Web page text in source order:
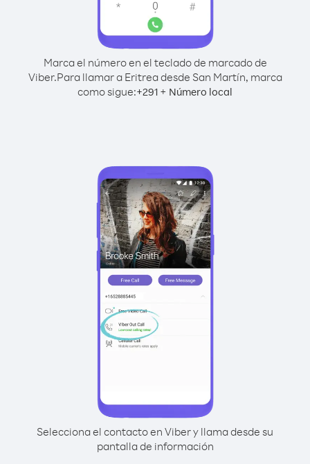
Marca el número en el teclado de marcado de
Viber.Para llamar a Eritrea desde San Martín, marca
como sigue:+291 + Número local
Selecciona el contacto en Viber y llama desde su
pantalla de información